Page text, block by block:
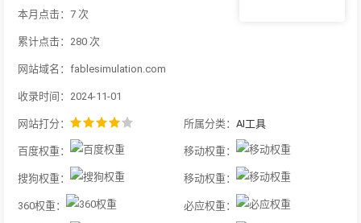
本月点击：7 次
累计点击：280 次
网站域名：fablesimulation.com
收录时间：2024-11-01
网站打分： 所属分类： AI工具
百度权重： 移动权重：
搜狗权重： 移动权重：
360权重： 必应权重：